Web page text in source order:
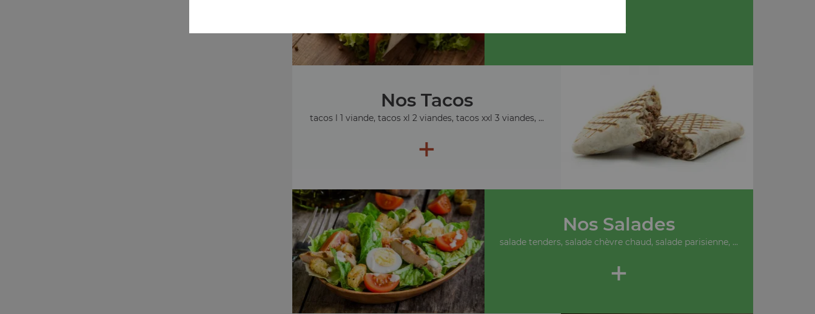
Nos Tacos
tacos l 1 viande, tacos xl 2 viandes, tacos xxl 3 viandes, ...
+
Nos Salades
salade tenders, salade chèvre chaud, salade parisienne, ...
+